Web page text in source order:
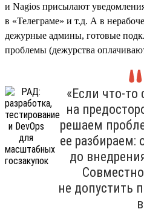
и Nagios присылают
в «Телеграме» и т.д. А в
дежурные админы, готовые
проблемы (дежурства
«Если что-то
на
решаем
ее разбираем:
до
не допустить